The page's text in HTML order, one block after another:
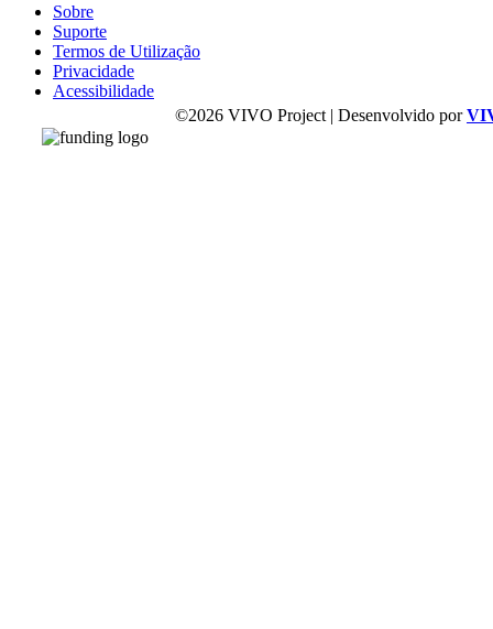
Sobre
Suporte
Termos de Utilização
Privacidade
Acessibilidade
©2026 VIVO Project | Desenvolvido por